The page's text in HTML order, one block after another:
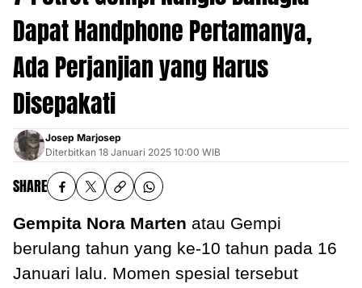
Dapat Handphone Pertamanya,
Ada Perjanjian yang Harus
Disepakati
Josep Marjosep
Diterbitkan 18 Januari 2025 10:00 WIB
SHARE
Gempita Nora Marten atau Gempi
berulang tahun yang ke-10 tahun pada 16
Januari lalu. Momen spesial tersebut